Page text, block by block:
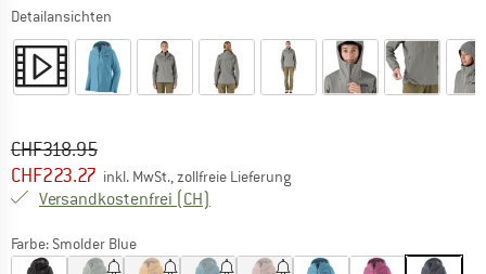
Detailansichten
Ursprünglicher Preis :
CHF318.95
Preis:
CHF223.27 inkl. MwSt., zollfreie Lieferung
Versandkostenfrei (CH)
Farbe: Smolder Blue